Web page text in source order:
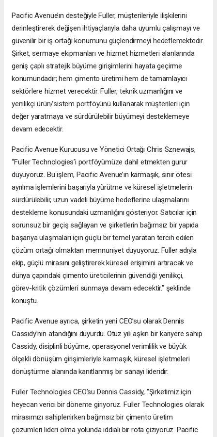
Pacific Avenue’ın desteğiyle Fuller, müşterileriyle ilişkilerini
derinleştirerek değişen ihtiyaçlarıyla daha uyumlu çalışmayı ve
güvenilir bir iş ortağı konumunu güçlendirmeyi hedeflemektedir.
Şirket, sermaye ekipmanları ve hizmet hizmetleri alanlarında
geniş çaplı stratejik büyüme girişimlerini hayata geçirme
konumundadır; hem çimento üretimi hem de tamamlayıcı
sektörlere hizmet verecektir. Fuller, teknik uzmanlığını ve
yenilikçi ürün/sistem portföyünü kullanarak müşterileri için
değer yaratmaya ve sürdürülebilir büyümeyi desteklemeye
devam edecektir.
Pacific Avenue Kurucusu ve Yönetici Ortağı Chris Sznewajs,
“Fuller Technologies’i portföyümüze dahil etmekten gurur
duyuyoruz. Bu işlem, Pacific Avenue’ın karmaşık, sınır ötesi
ayrılma işlemlerini başarıyla yürütme ve küresel işletmelerin
sürdürülebilir, uzun vadeli büyüme hedeflerine ulaşmalarını
destekleme konusundaki uzmanlığını gösteriyor. Satıcılar için
sorunsuz bir geçiş sağlayan ve şirketlerin bağımsız bir yapıda
başarıya ulaşmaları için güçlü bir temel yaratan tercih edilen
çözüm ortağı olmaktan memnuniyet duyuyoruz. Fuller adıyla
ekip, güçlü mirasını geliştirerek küresel erişimini artıracak ve
dünya çapındaki çimento üreticilerinin güvendiği yenilikçi,
görev-kritik çözümleri sunmaya devam edecektir.” şeklinde
konuştu.
Pacific Avenue ayrıca, şirketin yeni CEO’su olarak Dennis
Cassidy’nin atandığını duyurdu. Otuz yılı aşkın bir kariyere sahip
Cassidy, disiplinli büyüme, operasyonel verimlilik ve büyük
ölçekli dönüşüm girişimleriyle karmaşık, küresel işletmeleri
dönüştürme alanında kanıtlanmış bir sanayi lideridir.
Fuller Technologies CEO’su Dennis Cassidy, “Şirketimiz için
heyecan verici bir döneme giriyoruz. Fuller Technologies olarak
mirasımızı sahiplenirken bağımsız bir çimento üretim
çözümleri lideri olma yolunda iddialı bir rota çiziyoruz. Pacific